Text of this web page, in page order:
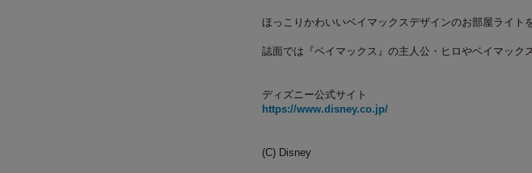
ほっこりかわいいベイマックスデザインのお部屋ライト
誌面では『ベイマックス』の主人公・ヒロやベイマック
ディズニー公式サイト
https://www.disney.co.jp/
(C) Disney